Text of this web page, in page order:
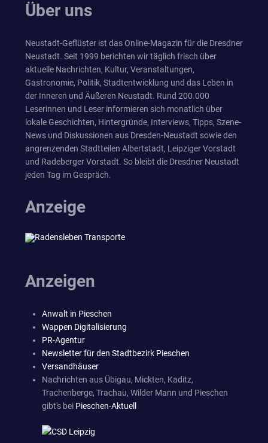
Über uns
Neustadt-Geflüster ist das Online-Magazin für die Dresdner
Neustadt. Seit 1999 berichten wir täglich frisch über
aktuelle Nachrichten, Kultur, Veranstaltungen,
Gastronomie, Politik, Stadtentwicklung und das Leben in
der Inneren und Äußeren Neustadt. Rund 200.000
Leserinnen und Leser informieren sich monatlich über
lokale Geschichten, Hintergründe, Interviews, Tipps, Szene-
News und Diskussionen aus Dresden-Neustadt sowie den
angrenzenden Stadtteilen Albertstadt, Leipziger Vorstadt
und Radeberger Vorstadt. So bleibt die Dresdner Neustadt
jeden Tag im Gespräch.
Anzeige
Anzeigen
Anwalt in Pieschen
Wappen Digitalisierung
PR-Agentur
Newsletter für den Stadtbezirk Pieschen
Versandhäuser
Nachrichten aus Übigau, Mickten, Kaditz,
Trachenberge, Trachau, Wilder Mann und Pieschen
gibt's bei Pieschen-Aktuell